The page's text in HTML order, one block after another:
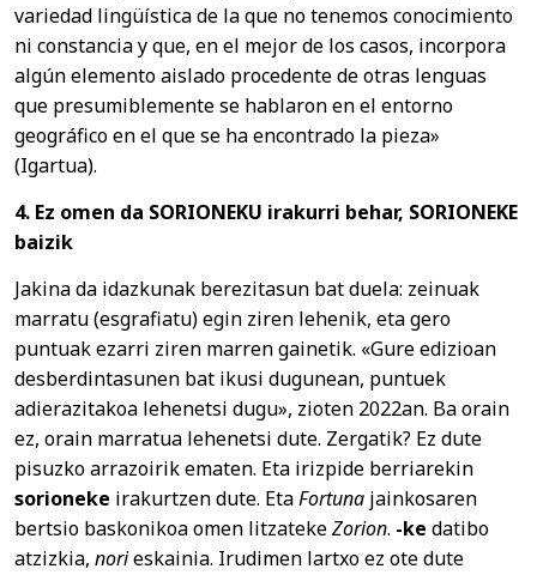
variedad lingüística de la que no tenemos conocimiento
ni constancia y que, en el mejor de los casos, incorpora
algún elemento aislado procedente de otras lenguas
que presumiblemente se hablaron en el entorno
geográfico en el que se ha encontrado la pieza»
(Igartua).
4. Ez omen da SORIONEKU irakurri behar, SORIONEKE
baizik
Jakina da idazkunak berezitasun bat duela: zeinuak
marratu (esgrafiatu) egin ziren lehenik, eta gero
puntuak ezarri ziren marren gainetik. «Gure edizioan
desberdintasunen bat ikusi dugunean, puntuek
adierazitakoa lehenetsi dugu», zioten 2022an. Ba orain
ez, orain marratua lehenetsi dute. Zergatik? Ez dute
pisuzko arrazoirik ematen. Eta irizpide berriarekin
sorioneke irakurtzen dute. EtaFortuna jainkosaren
bertsio baskonikoa omen litzatekeZorion. -ke datibo
atzizkia, norieskainia. Irudimen lartxo ez ote dute